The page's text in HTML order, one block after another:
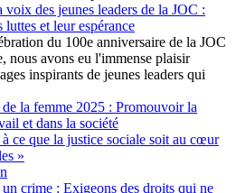
des jeunes leaders de la JOC :
et leur espérance
du 100e anniversaire de la JOC
nous avons eu l'immense plaisir
inspirants de jeunes leaders qui
la femme 2025 : Promouvoir la
et dans la société
ce que la justice sociale soit au cœur
»
crime : Exigeons des droits qui ne